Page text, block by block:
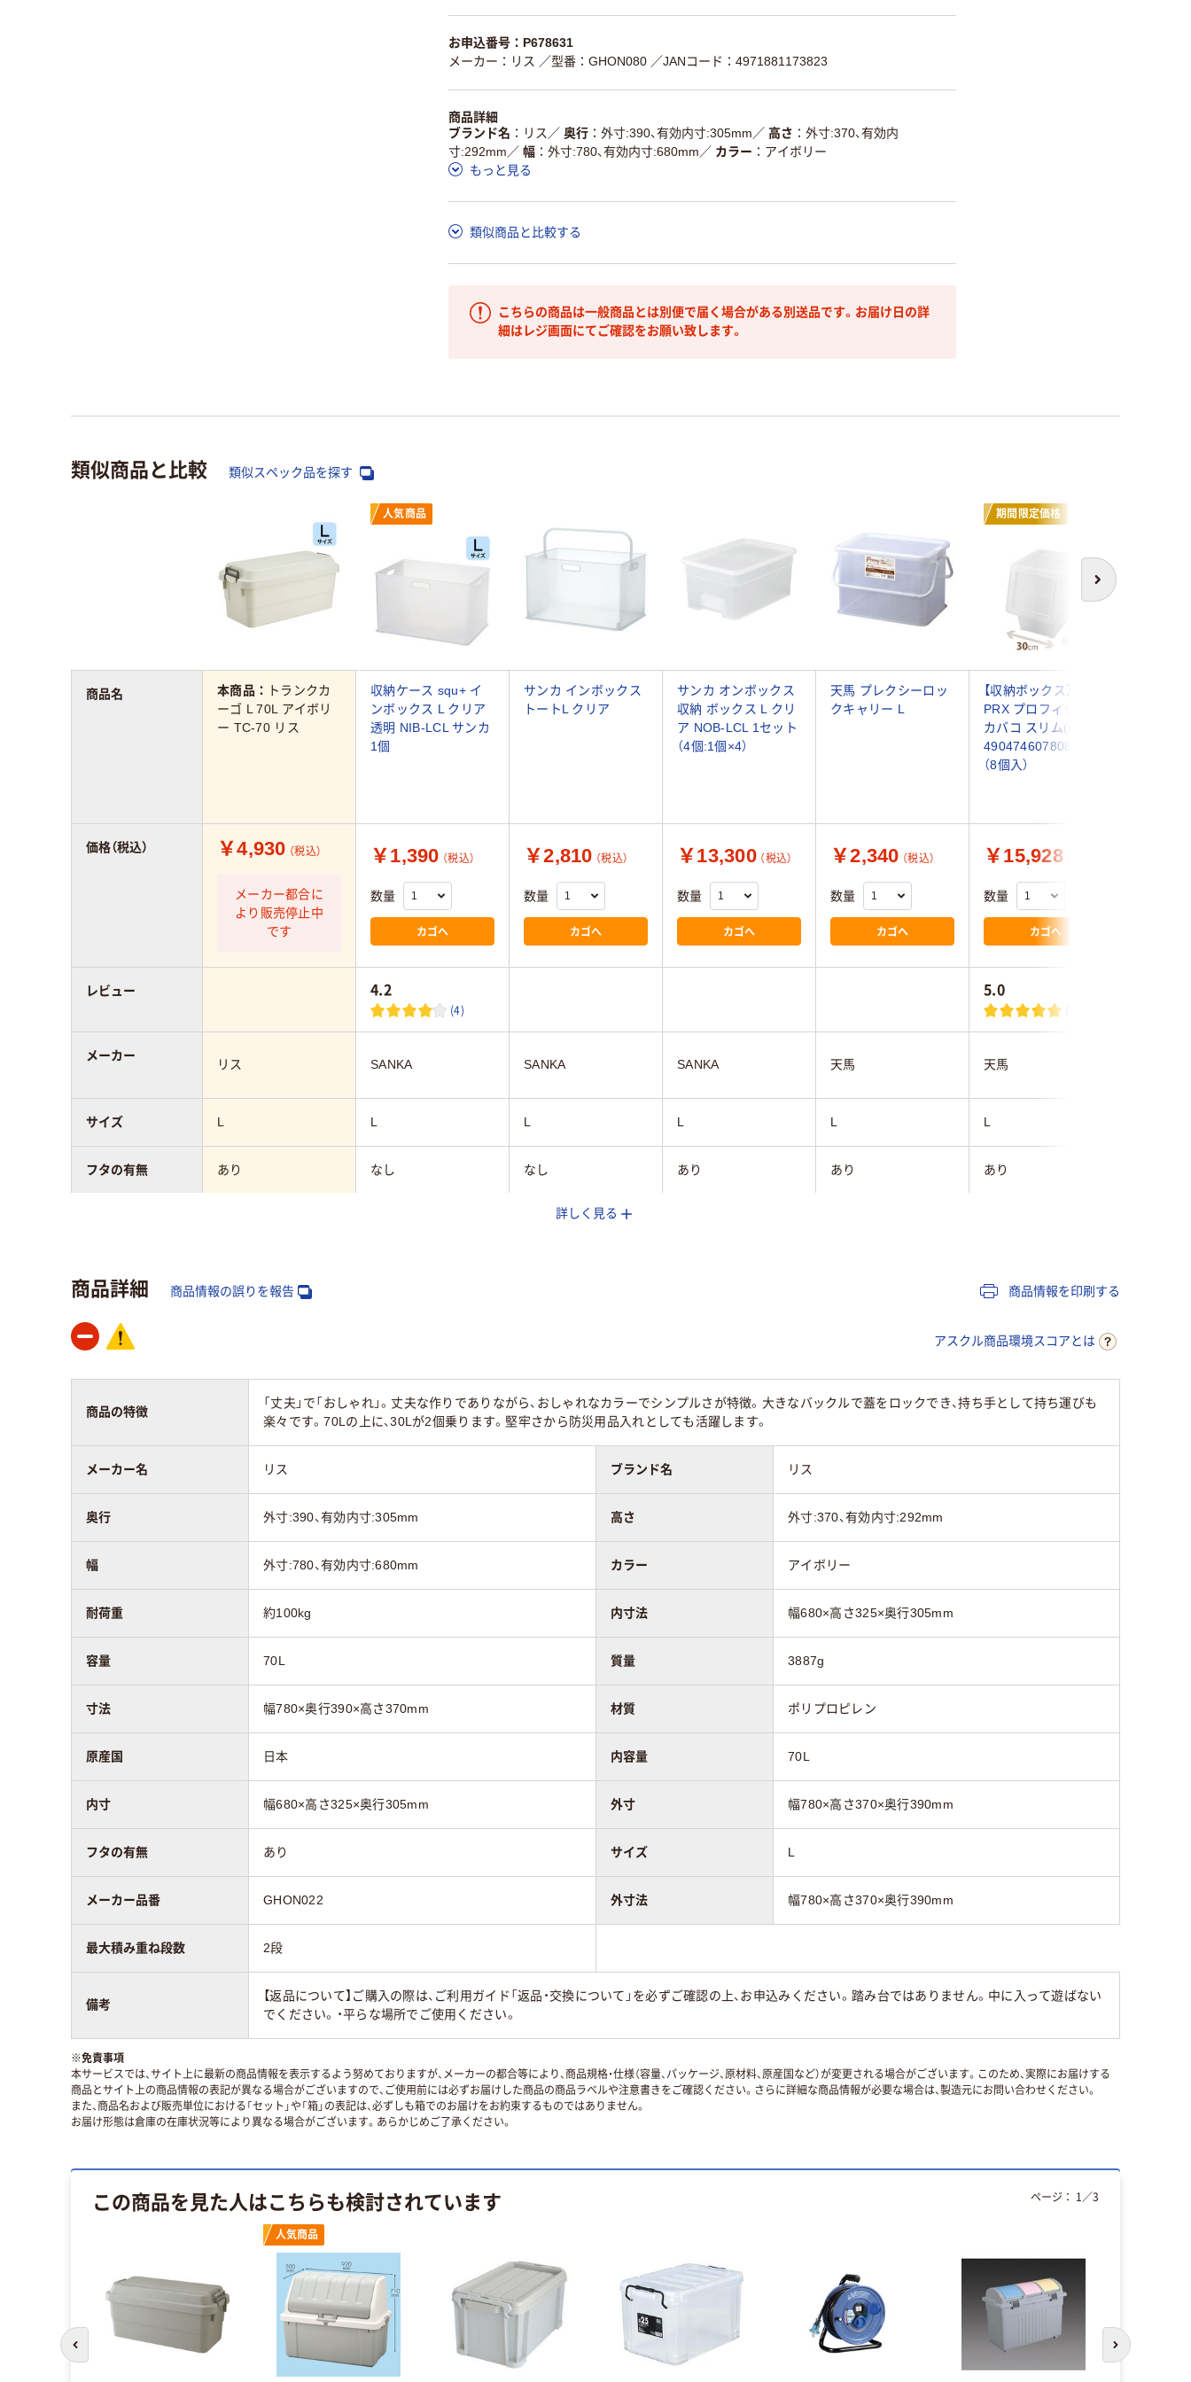
お申込番号：P678631
メーカー：リス ／型番：GHON080 ／JANコード：4971881173823
商品詳細
ブランド名
リス ／ 奥行 外寸:390、有効内寸:305mm ／ 高さ
外寸:370、有効内
寸:292mm ／ 幅 外寸:780、有効内寸:680mm ／ カラー
アイボリー
もっと見る
類似商品と比較する
こちらの商品は一般商品とは別便で届く場合がある別送品です。お届け日の詳
細はレジ画面にてご確認をお願い致します。
類似商品と比較 類似スペック品を探す
次へ
人気商品 期間限定価格
本商品：
トランクカ
ーゴ L 70L アイボリ
ー TC-70 リス
収納ケース squ+ イ
ンボックス L クリア
透明 NIB-LCL サンカ
1個
サンカ インボックス
トートL クリア
サンカ オンボックス
収納 ボックス L クリ
ア NOB-LCL 1セット
（4個:1個×4）
天馬 プレクシーロッ
クキャリー L
【収納ボックス】 天馬
PRX プロフィックス
カバコ スリム(L)
4904746078087 1箱
（8個入）
￥4,930 （税込）
メーカー都合に
より販売停止中
です
￥1,390 （税込）
数量
カゴへ
￥2,810 （税込）
数量
カゴへ
￥13,300 （税込）
数量
カゴへ
￥2,340 （税込）
数量
カゴへ
￥15,928
数量
カゴへ
4.2
(4)
5.0
(1)
リス SANKA SANKA SANKA 天馬 天馬
L L L L L L
あり なし なし あり あり あり
ポリプロピレン ポリプロピレン
商品名
価格（税込）
レビュー
メーカー
サイズ
フタの有無
材質
詳しく見る
商品詳細 商品情報の誤りを報告 商品情報を印刷する
アスクル商品環境スコアとは
商品の特徴
「丈夫」で「おしゃれ」。丈夫な作りでありながら、おしゃれなカラーでシンプルさが特徴。大きなバックルで蓋をロックでき、持ち手として持ち運びも
楽々です。70Lの上に、30Lが2個乗ります。堅牢さから防災用品入れとしても活躍します。
メーカー名 リス ブランド名 リス
奥行 外寸:390、有効内寸:305mm 高さ 外寸:370、有効内寸:292mm
幅 外寸:780、有効内寸:680mm カラー アイボリー
耐荷重 約100kg 内寸法 幅680×高さ325×奥行305mm
容量 70L 質量 3887g
寸法 幅780×奥行390×高さ370mm 材質 ポリプロピレン
原産国 日本 内容量 70L
内寸 幅680×高さ325×奥行305mm 外寸 幅780×高さ370×奥行390mm
フタの有無 あり サイズ L
メーカー品番 GHON022 外寸法 幅780×高さ370×奥行390mm
最大積み重ね段数 2段
備考
【返品について】ご購入の際は、ご利用ガイド「返品・交換について」を必ずご確認の上、お申込みください。踏み台ではありません。中に入って遊ばない
でください。・平らな場所でご使用ください。
※免責事項
本サービスでは、サイト上に最新の商品情報を表示するよう努めておりますが、メーカーの都合等により、商品規格・仕様（容量、パッケージ、原材料、原産国など）が変更される場合がございます。このため、実際にお届けする
商品とサイト上の商品情報の表記が異なる場合がございますので、ご使用前には必ずお届けした商品の商品ラベルや注意書きをご確認ください。さらに詳細な商品情報が必要な場合は、製造元にお問い合わせください。
また、商品名および販売単位における「セット」や「箱」の表記は、必ずしも箱でのお届けをお約束するものではありません。
お届け形態は倉庫の在庫状況等により異なる場合がございます。あらかじめご了承ください。
この商品を見た人はこちらも検討されています
人気商品
ページ： 1 ／3
次のスライド